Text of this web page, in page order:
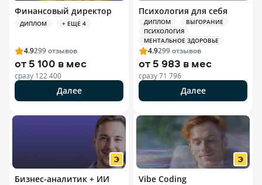
Финансовый директор
ДИПЛОМ + ЕЩЕ 4
4.9299отзывов
от 5 100 в мес
сразу 122 400
Далее
Психология для себя
ДИПЛОМ
ВЫГОРАНИЕ
ПСИХОЛОГИЯ
МЕНТАЛЬНОЕ ЗДОРОВЬЕ
4.9299отзывов
от 5 983 в мес
сразу71 796
Далее
Бизнес-аналитик + ИИ Vibe Coding